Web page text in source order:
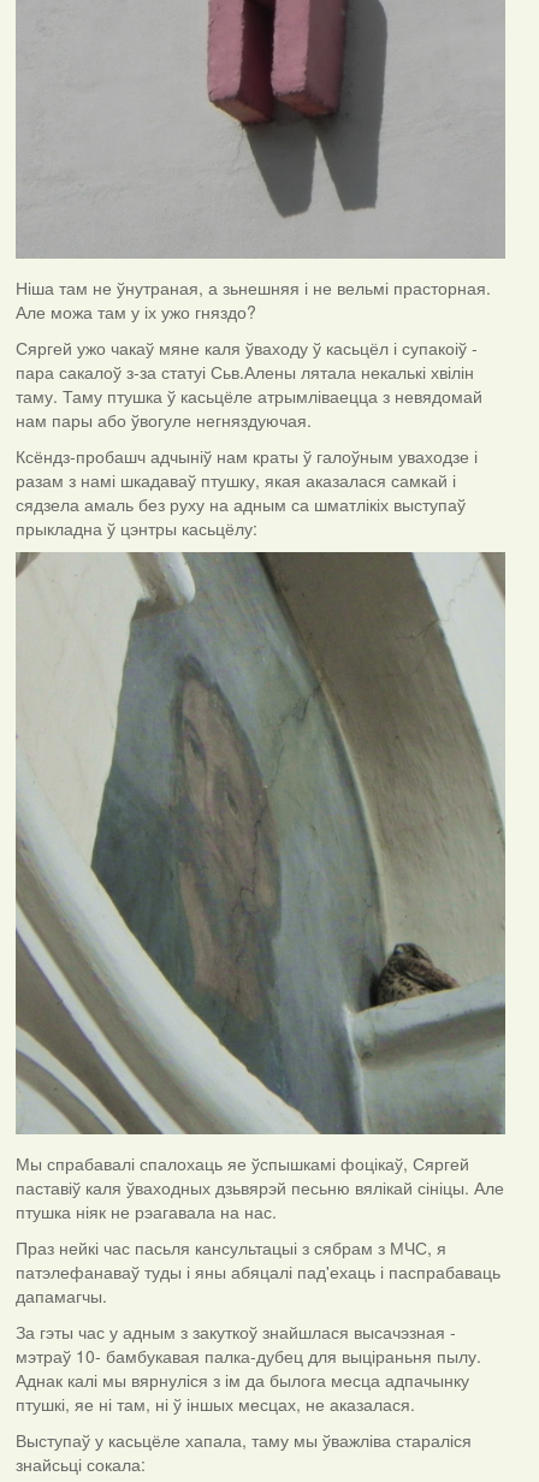
Ніша там не ўнутраная, а зьнешняя і не вельмі прасторная.
Але можа там у іх ужо гняздо?
Сяргей ужо чакаў мяне каля ўваходу ў касьцёл і супакоіў -
пара сакалоў з-за статуі Сьв.Алены лятала некалькі хвілін
таму. Таму птушка ў касьцёле атрымліваецца з невядомай
нам пары або ўвогуле негняздуючая.
Ксёндз-пробашч адчыніў нам краты ў галоўным уваходзе і
разам з намі шкадаваў птушку, якая аказалася самкай і
сядзела амаль без руху на адным са шматлікіх выступаў
прыкладна ў цэнтры касьцёлу:
Мы спрабавалі спалохаць яе ўспышкамі фоцікаў, Сяргей
паставіў каля ўваходных дзьвярэй песьню вялікай сініцы. Але
птушка ніяк не рэагавала на нас.
Праз нейкі час пасьля кансультацыі з сябрам з МЧС, я
патэлефанаваў туды і яны абяцалі пад'ехаць і паспрабаваць
дапамагчы.
За гэты час у адным з закуткоў знайшлася высачэзная -
мэтраў 10- бамбукавая палка-дубец для выціраньня пылу.
Аднак калі мы вярнуліся з ім да былога месца адпачынку
птушкі, яе ні там, ні ў іншых месцах, не аказалася.
Выступаў у касьцёле хапала, таму мы ўважліва стараліся
знайсьці сокала: